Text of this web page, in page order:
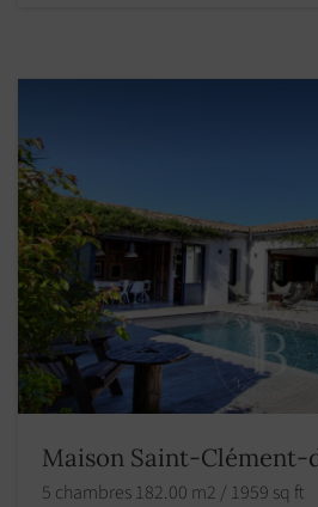
Maison Saint-Clément-
5 chambres 182.00 m2 / 1959 sq ft